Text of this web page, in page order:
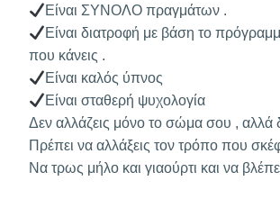
Είναι ΣΥΝΟΛΟ πραγμάτων .
Είναι διατροφή με βάση το
που κάνεις .
Είναι καλός ύπνος
Είναι σταθερή ψυχολογία
Δεν αλλάζεις μόνο το σώμα σου ,
Πρέπει να αλλάξεις τον τρόπο που
Να τρως μήλο και γιαούρτι και να